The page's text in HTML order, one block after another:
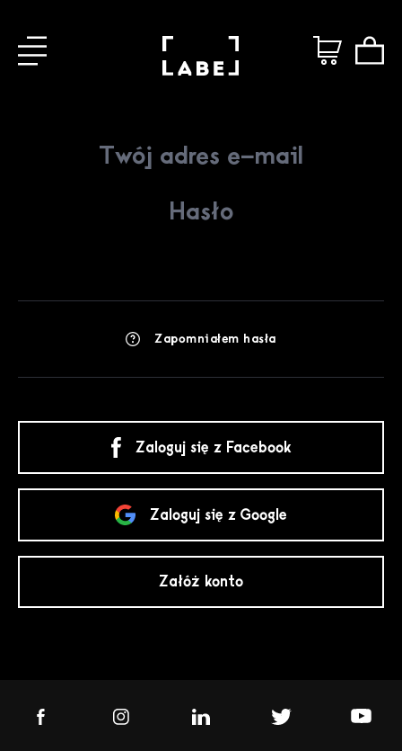
Zapomniałem hasła
Zaloguj się z Facebook
Zaloguj się z Google
Załóż konto